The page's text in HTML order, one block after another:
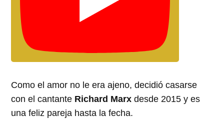
Como el amor no le era ajeno, decidió casarse
con el cantante Richard Marx desde 2015 y es
una feliz pareja hasta la fecha.